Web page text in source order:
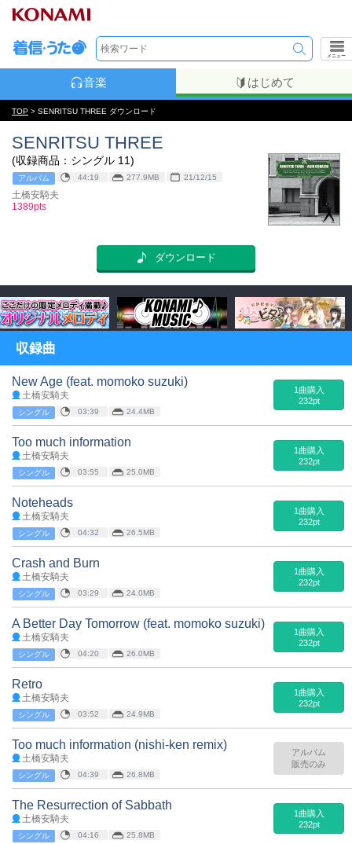
メニュー
音楽 はじめて
TOP > SENRITSU THREE ダウンロード
SENRITSU THREE
(収録商品：シングル 11)
アルバム 44:19 277.9MB 21/12/15
土橋安騎夫
1389pts
ダウンロード
収録曲
New Age (feat. momoko suzuki)
土橋安騎夫
シングル 03:39 24.4MB
1曲購入
232pt
Too much information
土橋安騎夫
シングル 03:55 25.0MB
1曲購入
232pt
Noteheads
土橋安騎夫
シングル 04:32 26.5MB
1曲購入
232pt
Crash and Burn
土橋安騎夫
シングル 03:29 24.0MB
1曲購入
232pt
A Better Day Tomorrow (feat. momoko suzuki)
土橋安騎夫
シングル 04:20 26.0MB
1曲購入
232pt
Retro
土橋安騎夫
シングル 03:52 24.9MB
1曲購入
232pt
Too much information (nishi-ken remix)
土橋安騎夫
シングル 04:39 26.8MB
アルバム
販売のみ
The Resurrection of Sabbath
土橋安騎夫
シングル 04:16 25.8MB
1曲購入
232pt